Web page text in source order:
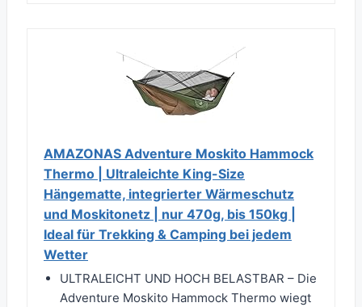
AMAZONAS Adventure Moskito Hammock
Thermo | Ultraleichte King-Size
Hängematte, integrierter Wärmeschutz
und Moskitonetz | nur 470g, bis 150kg |
Ideal für Trekking & Camping bei jedem
Wetter
ULTRALEICHT UND HOCH BELASTBAR – Die
Adventure Moskito Hammock Thermo wiegt